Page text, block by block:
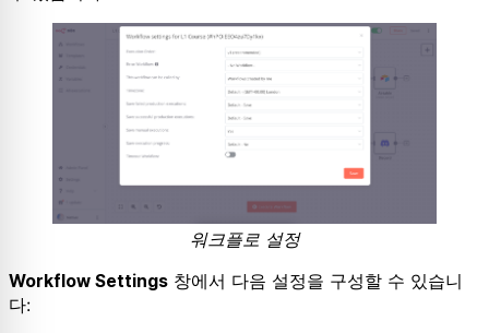
워크플로 설정
Workflow Settings 창에서 다음 설정을 구성할 수 있습니
다: